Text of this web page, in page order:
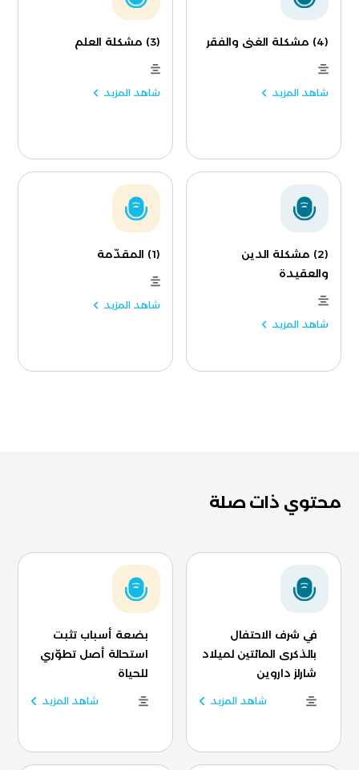
(4) مشكلة الغنى والفقر
شاهد المزيد
(3) مشكلة العلم
شاهد المزيد
(2) مشكلة الدين
والعقيدة
شاهد المزيد
(1) المقدّمة
شاهد المزيد
محتوي ذات صلة
في شرف الاحتفال
بالذكرى المائتين لميلاد
شارلز داروين
شاهد المزيد
بضعة أسباب تثبت
استحالة أصل تطوّري
للحياة
شاهد المزيد